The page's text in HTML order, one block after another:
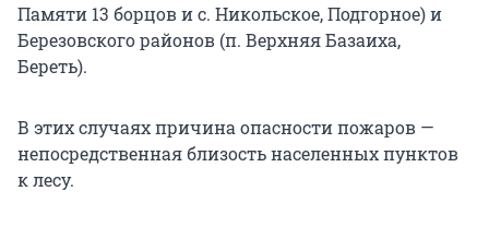
Памяти 13 борцов и с. Никольское, Подгорное) и
Березовского районов (п. Верхняя Базаиха,
Береть).
В этих случаях причина опасности пожаров —
непосредственная близость населенных пунктов
к лесу.